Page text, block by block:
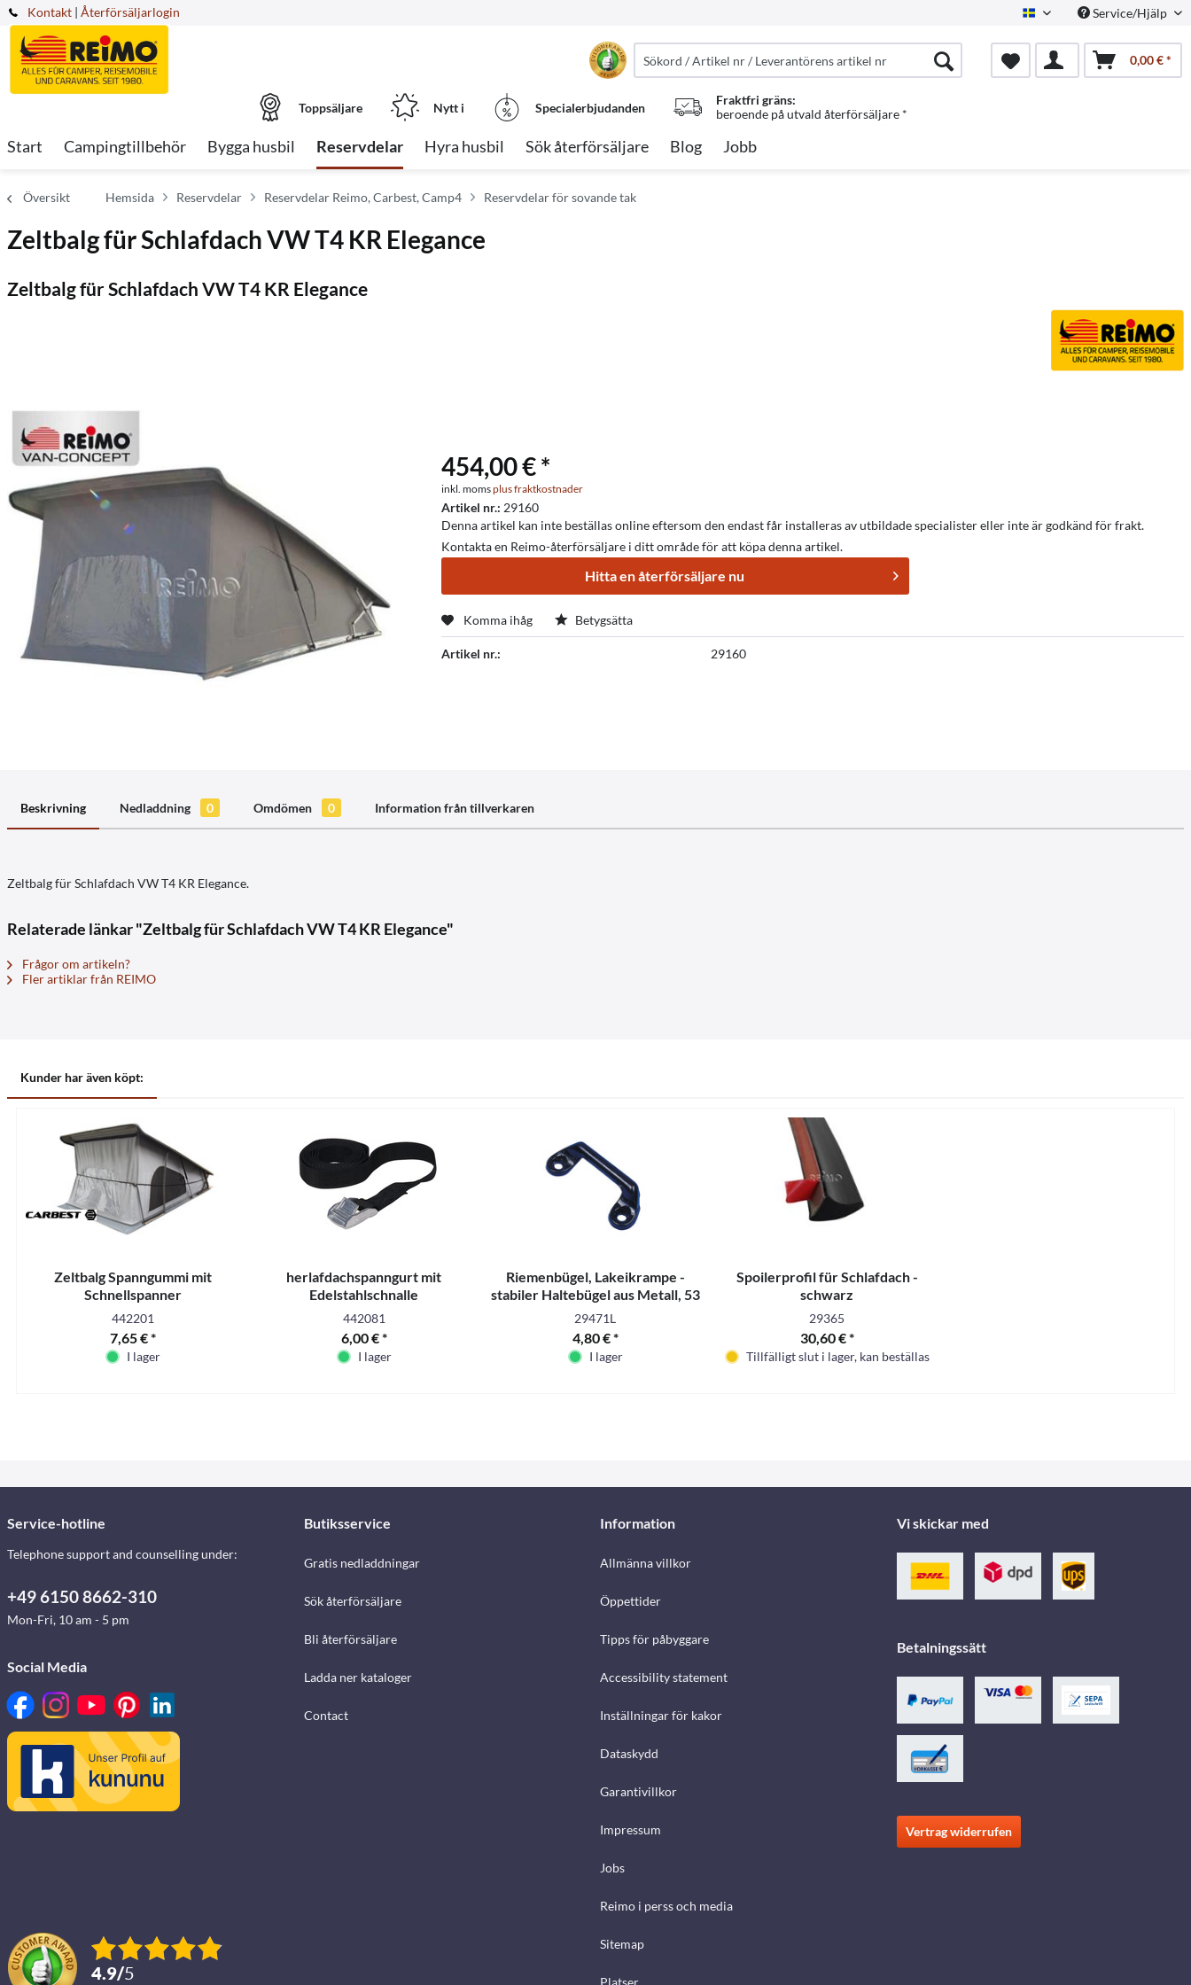
Kontakt Swedish Service/Hjälp
| Återförsäljarlogin
0,00 € *
Toppsäljare Nytt i Specialerbjudanden
Fraktfri gräns:
beroende på utvald återförsäljare *
Start Campingtillbehör Bygga husbil Reservdelar Hyra husbil Sök återförsäljare Blog Jobb
Översikt Hemsida Reservdelar Reservdelar Reimo, Carbest, Camp4 Reservdelar för sovande tak
Zeltbalg für Schlafdach VW T4 KR Elegance
Zeltbalg für Schlafdach VW T4 KR Elegance
454,00 € *
inkl. momsplus fraktkostnader
Artikel nr.: 29160
Denna artikel kan inte beställas online eftersom den endast får installeras av utbildade specialister eller inte är godkänd för frakt.
Kontakta en Reimo-återförsäljare i ditt område för att köpa denna artikel.
Hitta en återförsäljare nu
Komma ihåg Betygsätta
Artikel nr.: 29160
Beskrivning Nedladdning 0 Omdömen 0 Information från tillverkaren
Zeltbalg für Schlafdach VW T4 KR Elegance.
Relaterade länkar "Zeltbalg für Schlafdach VW T4 KR Elegance"
Frågor om artikeln?
Fler artiklar från REIMO
Kunder har även köpt:
Zeltbalg Spanngummi mit
Schnellspanner
442201
7,65 € *
I lager
herlafdachspanngurt mit
Edelstahlschnalle
442081
6,00 € *
I lager
Riemenbügel, Lakeikrampe -
stabiler Haltebügel aus Metall, 53
mm
29471L
4,80 € *
I lager
Spoilerprofil für Schlafdach -
schwarz
29365
30,60 € *
Tillfälligt slut i lager, kan beställas
Service-hotline
Telephone support and counselling under:
+49 6150 8662-310
Mon-Fri, 10 am - 5 pm
Social Media
4.9/5
Butiksservice
Gratis nedladdningar
Sök återförsäljare
Bli återförsäljare
Ladda ner kataloger
Contact
Information
Allmänna villkor
Öppettider
Tipps för påbyggare
Accessibility statement
Inställningar för kakor
Dataskydd
Garantivillkor
Impressum
Jobs
Reimo i perss och media
Sitemap
Platser
Vi skickar med
Betalningssätt
Vertrag widerrufen